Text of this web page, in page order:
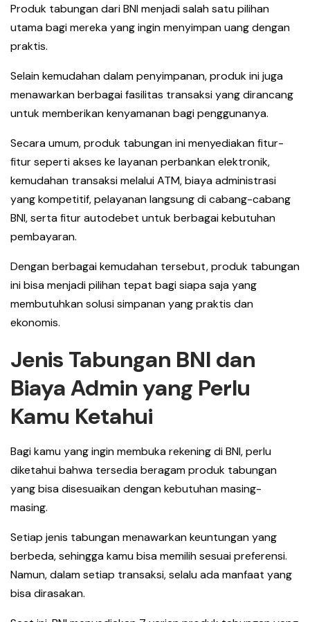
Produk tabungan dari BNI menjadi salah satu pilihan
utama bagi mereka yang ingin menyimpan uang dengan
praktis.
Selain kemudahan dalam penyimpanan, produk ini juga
menawarkan berbagai fasilitas transaksi yang dirancang
untuk memberikan kenyamanan bagi penggunanya.
Secara umum, produk tabungan ini menyediakan fitur-
fitur seperti akses ke layanan perbankan elektronik,
kemudahan transaksi melalui ATM, biaya administrasi
yang kompetitif, pelayanan langsung di cabang-cabang
BNI, serta fitur autodebet untuk berbagai kebutuhan
pembayaran.
Dengan berbagai kemudahan tersebut, produk tabungan
ini bisa menjadi pilihan tepat bagi siapa saja yang
membutuhkan solusi simpanan yang praktis dan
ekonomis.
Jenis Tabungan BNI dan
Biaya Admin yang Perlu
Kamu Ketahui
Bagi kamu yang ingin membuka rekening di BNI, perlu
diketahui bahwa tersedia beragam produk tabungan
yang bisa disesuaikan dengan kebutuhan masing-
masing.
Setiap jenis tabungan menawarkan keuntungan yang
berbeda, sehingga kamu bisa memilih sesuai preferensi.
Namun, dalam setiap transaksi, selalu ada manfaat yang
bisa dirasakan.